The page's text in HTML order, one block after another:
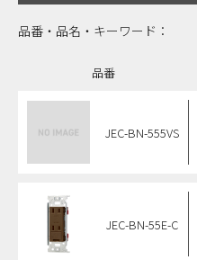
品番・品名・キーワード：
品番
JEC-BN-555VS
JEC-BN-55E-C